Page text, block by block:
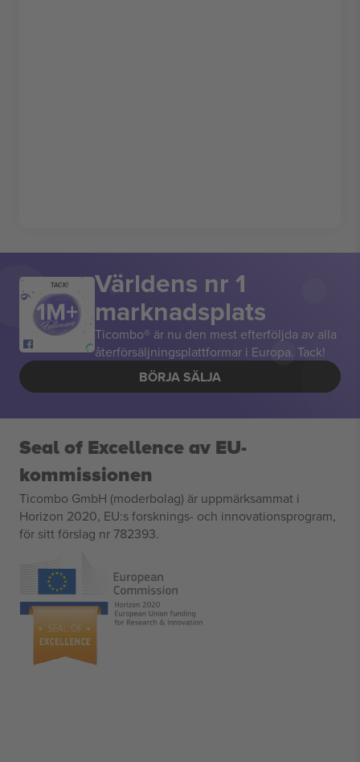
TACK! Världens nr 1
marknadsplats
Ticombo® är nu den mest efterföljda av alla
återförsäljningsplattformar i Europa. Tack!
BÖRJA SÄLJA
Seal of Excellence av EU-
kommissionen
Ticombo GmbH (moderbolag) är uppmärksammat i
Horizon 2020, EU:s forsknings- och innovationsprogram,
för sitt förslag nr 782393.